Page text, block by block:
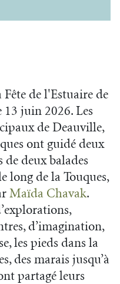
de l'Estuaire de
13 juin 2026. Les
de Deauville,
ont guidé deux
deux balades
long de la Touques,
Maïda Chavak.
d’imagination,
les pieds dans la
des marais jusqu’à
partagé leurs